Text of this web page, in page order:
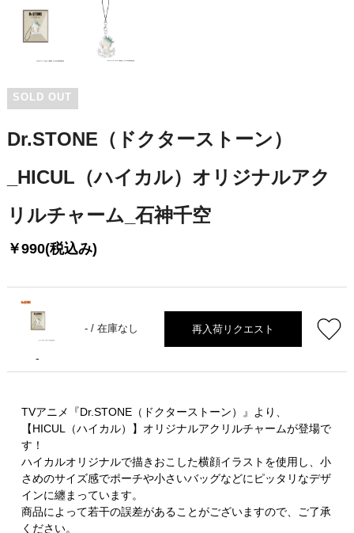
SOLD OUT
Dr.STONE（ドクターストーン）
_HICUL（ハイカル）オリジナルアク
リルチャーム_石神千空
￥990(税込み)
-
- /在庫なし 再入荷リクエスト
TVアニメ『Dr.STONE（ドクターストーン）』より、
【HICUL（ハイカル）】オリジナルアクリルチャームが登場で
す！
ハイカルオリジナルで描きおこした横顔イラストを使用し、小
さめのサイズ感でポーチや小さいバッグなどにピッタリなデザ
インに纏まっています。
商品によって若干の誤差があることがございますので、ご了承
ください。